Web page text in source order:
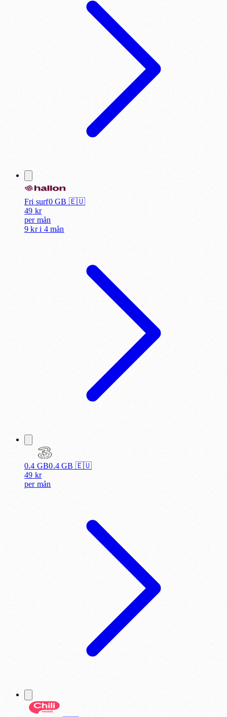
Fri surf0GB 🇪🇺
49 kr
per mån
9 kr i 4 mån
0.4 GB0.4GB 🇪🇺
49 kr
per mån